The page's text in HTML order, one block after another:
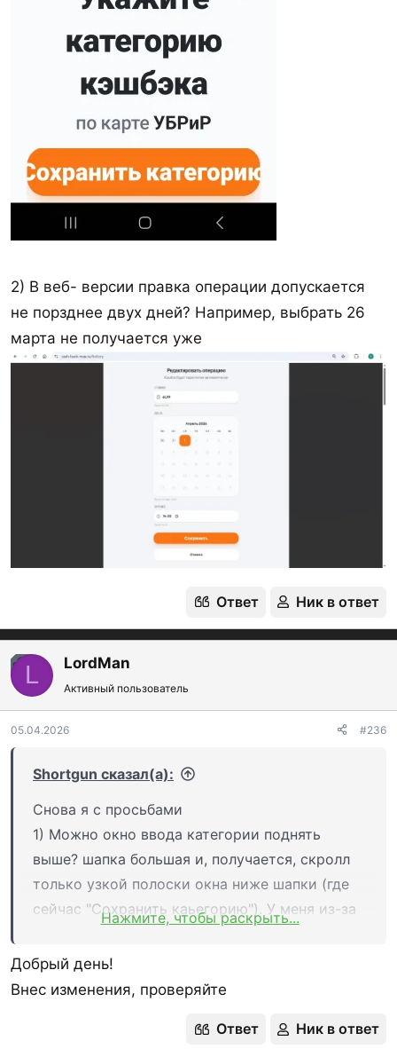
2) В веб- версии правка операции допускается
не порзднее двух дней? Например, выбрать 26
марта не получается уже
Ответ Ник в ответ
OP L LordMan
Активный пользователь
05.04.2026 #236
Shortgun сказал(а):
Снова я с просьбами
1) Можно окно ввода категории поднять
выше? шапка большая и, получается, скролл
только узкой полоски окна ниже шапки (где
сейчас "Сохранить каьегорию"). У меня из-за
видимо поэтому поля плохо видно
Посмотреть вложение 17818
2) В веб- версии правка операции
Нажмите, чтобы раскрыть...
Добрый день!
Внес изменения, проверяйте
Ответ Ник в ответ